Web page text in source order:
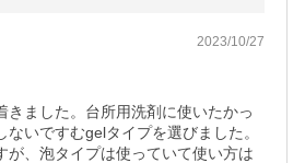
2023/10/27
きました。台所用洗剤に使いたかっ
ないですむgelタイプを選びました。
が、泡タイプは使っていて使い方は